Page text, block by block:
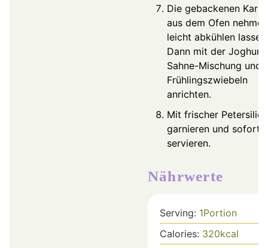
Die gebackenen
aus dem Ofen
leicht abkühlen lassen.
Dann mit der Joghurt-
Sahne-Mischung und
Frühlingszwiebeln
anrichten.
Mit frischer Petersilie
garnieren und sofort
servieren.
Nährwerte
Serving: 1Portion
Calories: 320kcal